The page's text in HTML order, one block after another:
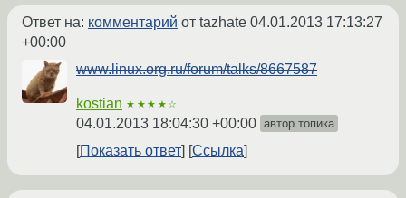
Ответ на: комментарий от tazhate 04.01.2013 17:13:27
+00:00
www.linux.org.ru/forum/talks/8667587
kostian ★★★★☆
04.01.2013 18:04:30 +00:00 автор топика
Показать ответ Ссылка